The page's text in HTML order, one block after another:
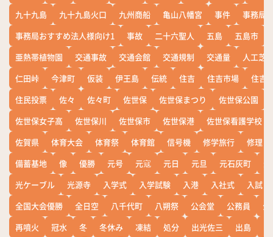
九十九島
九十九島火口 九州商船 亀山八幡宮 事件
事務局
事務局おすすめ法人様向け1
事故 二十六聖人 五島 五島市
亜熱帯植物園
交通事故 交通会館 交通規制 交通量
人工芝
仁田峠
今津町 仮装 伊王島 伝統 住吉 住吉市場
住吉
住民投票
佐々 佐々町 佐世保 佐世保まつり 佐世保公園
佐世保女子高
佐世保川 佐世保市 佐世保港
佐世保看護学校
佐賀県
体育大会 体育祭 体育館 信号機 修学旅行
修理
備蓄基地
像 優勝 元号 元寇 元日 元旦 元石灰町
光ケーブル
光源寺 入学式 入学試験 入港 入社式
入試
全国大会優勝
全日空 八千代町 八朔祭 公会堂 公務員
公
再噴火
冠水 冬 冬休み 凍結 処分 出光佐三 出島